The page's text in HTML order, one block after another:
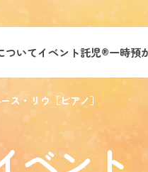
ついてイベント託児®︎一時預
ス・リウ［ピアノ］